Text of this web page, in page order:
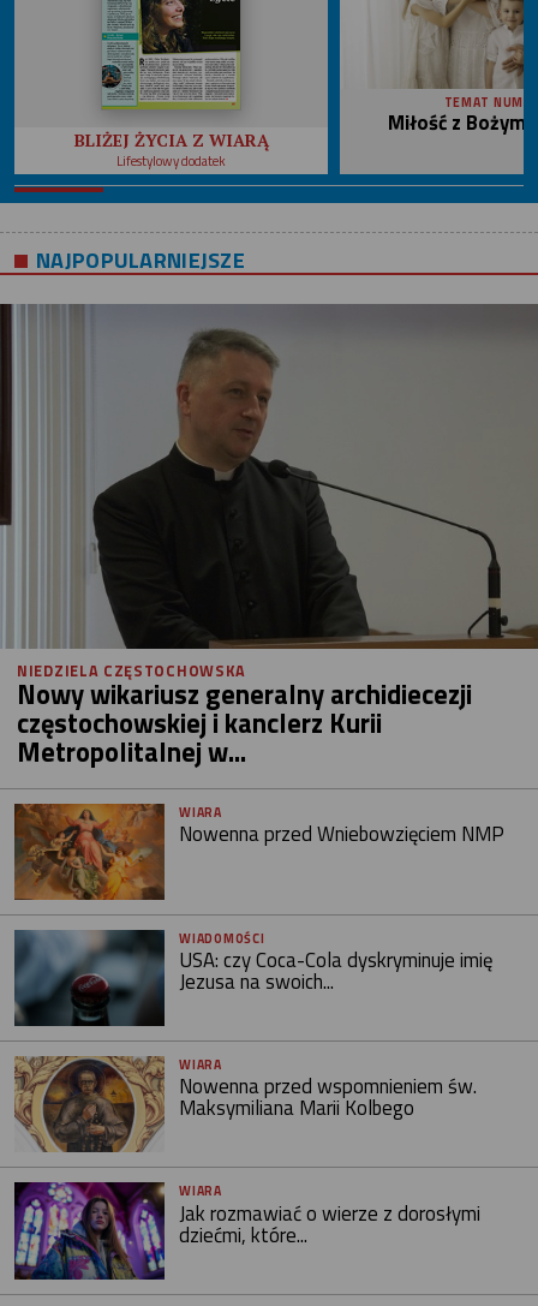
BLIŻEJ ŻYCIA Z WIARĄ
Lifestylowy dodatek
TEMAT
Miłość z
NAJPOPULARNIEJSZE
NIEDZIELA CZĘSTOCHOWSKA
Nowy wikariusz generalny archidiecezji
częstochowskiej i kanclerz Kurii
Metropolitalnej w...
WIARA
Nowenna przed Wniebowzięciem NMP
WIADOMOŚCI
USA: czy Coca-Cola dyskryminuje imię
Jezusa na swoich...
WIARA
Nowenna przed wspomnieniem św.
Maksymiliana Marii Kolbego
WIARA
Jak rozmawiać o wierze z dorosłymi
dziećmi, które...